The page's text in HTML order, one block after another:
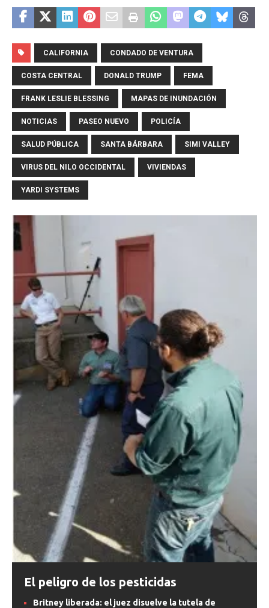
CALIFORNIA CONDADO DE VENTURA
COSTA CENTRAL DONALD TRUMP FEMA
FRANK LESLIE BLESSING MAPAS DE INUNDACIÓN
NOTICIAS PASEO NUEVO POLICÍA
SALUD PÚBLICA SANTA BÁRBARA SIMI VALLEY
VIRUS DEL NILO OCCIDENTAL VIVIENDAS
YARDI SYSTEMS
El peligro de los pesticidas
Britney liberada: el juez disuelve la tutela de